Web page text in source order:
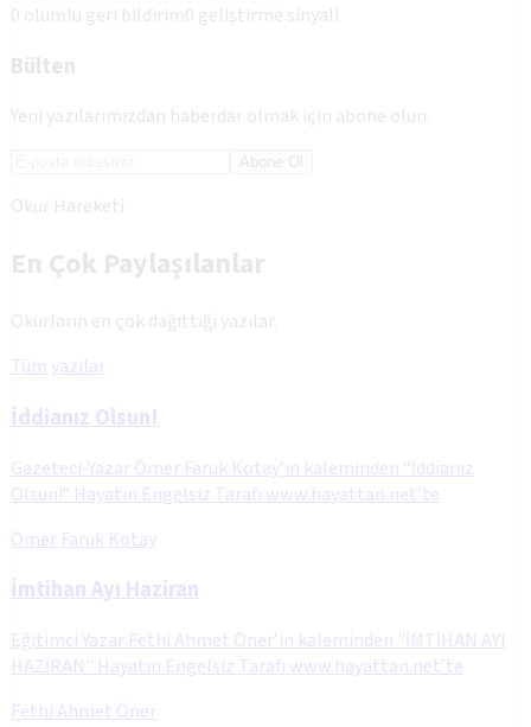
0 olumlu geri bildirim0 geliştirme sinyali
Bülten
Yeni yazılarımızdan haberdar olmak için abone olun.
Abone Ol
Okur Hareketi
En Çok Paylaşılanlar
Okurların en çok dağıttığı yazılar.
Tüm yazılar
İddianız Olsun!
Gazeteci-Yazar Ömer Faruk Kotay’ın kaleminden “İddianız
Olsun!” Hayatın Engelsiz Tarafı www.hayattan.net’te
Ömer Faruk Kotay
İmtihan Ayı Haziran
Eğitimci Yazar Fethi Ahmet Öner’in kaleminden "İMTİHAN AYI
HAZİRAN" Hayatın Engelsiz Tarafı www.hayattan.net’te
Fethi Ahmet Öner